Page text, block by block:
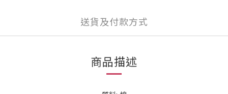
送貨及付款方式
商品描述